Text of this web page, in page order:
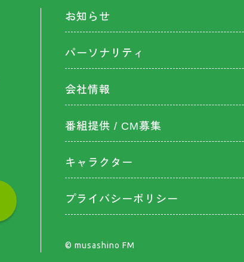
お知らせ
パーソナリティ
会社情報
番組提供 / CM募集
キャラクター
プライバシーポリシー
©︎ musashino FM